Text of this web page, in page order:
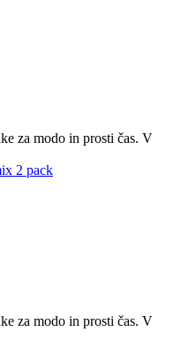
za modo in prosti čas. V
za modo in prosti čas. V